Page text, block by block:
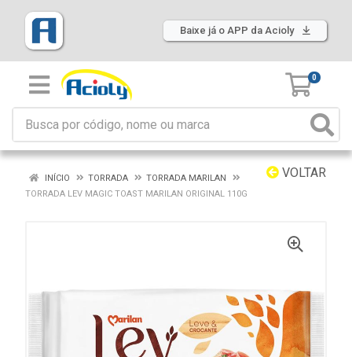
Baixe já o APP da Acioly
0
VOLTAR
INÍCIO TORRADA
TORRADA MARILAN
TORRADA LEV MAGIC TOAST MARILAN ORIGINAL 110G